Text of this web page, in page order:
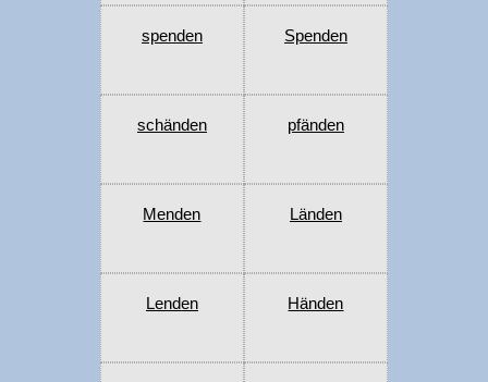
spenden Spenden
schänden pfänden
Menden Länden
Lenden Händen